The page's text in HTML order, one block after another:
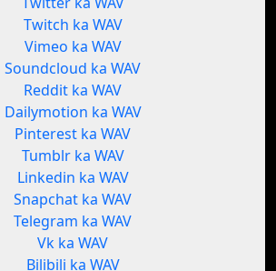
Twitch ka WAV
Vimeo ka WAV
Soundcloud ka WAV
Reddit ka WAV
Dailymotion ka WAV
Pinterest ka WAV
Tumblr ka WAV
Linkedin ka WAV
Snapchat ka WAV
Telegram ka WAV
Vk ka WAV
Bilibili ka WAV